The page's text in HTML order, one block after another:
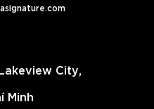
City,
Minh